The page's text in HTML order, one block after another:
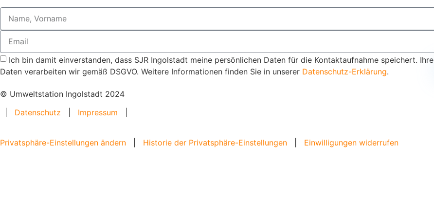
Ich bin damit einverstanden, dass SJR Ingolstadt meine persönlichen Daten für die Kontaktaufnahme speichert. Ihre
Daten verarbeiten wir gemäß DSGVO. Weitere Informationen finden Sie in unserer Datenschutz-Erklärung.
© Umweltstation Ingolstadt 2024
Datenschutz Impressum
Privatsphäre-Einstellungen ändern Historie der Privatsphäre-Einstellungen Einwilligungen widerrufen